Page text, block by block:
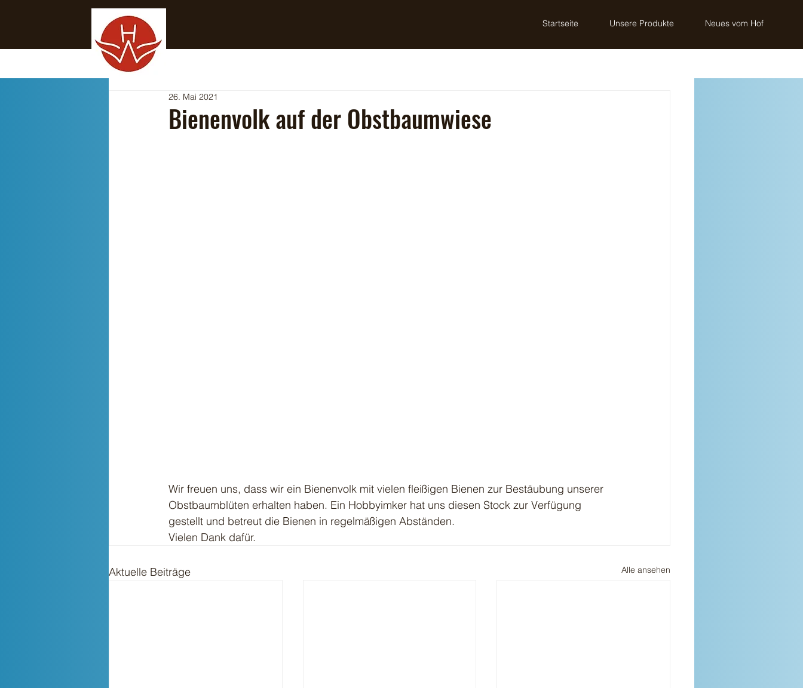
Startseite Unsere Produkte Neues vom Hof
Bienenvolk auf der Obstbaumwiese
26. Mai 2021
Wir freuen uns, dass wir ein Bienenvolk mit vielen fleißigen Bienen zur Bestäubung unserer
Obstbaumblüten erhalten haben. Ein Hobbyimker hat uns diesen Stock zur Verfügung
gestellt und betreut die Bienen in regelmäßigen Abständen.
Vielen Dank dafür.
Aktuelle Beiträge Alle ansehen